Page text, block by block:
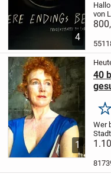
4
von
im
1
40
Wer
Ich